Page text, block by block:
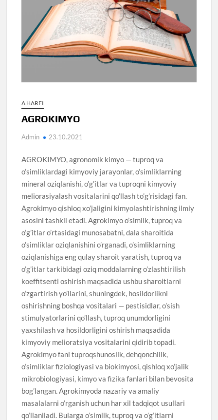
A HARFI
AGROKIMYO
Admin 23.10.2021
AGROKIMYO, agronomik kimyo — tuproq va
o’simliklardagi kimyoviy jarayonlar, o’simliklarning
mineral oziqlanishi, o’g’itlar va tuproqni kimyoviy
meliorasiyalash vositalarini qo’llash to’g’risidagi fan.
Agrokimyo qishloq xo’jaligini kimyolashtirishning ilmiy
asosini tashkil etadi. Agrokimyo o’simlik, tuproq va
o’g’itlar o’rtasidagi munosabatni, dala sharoitida
o’simliklar oziqlanishini o’rganadi, o’simliklarning
oziqlanishiga eng qulay sharoit yaratish, tuproq va
o’g’itlar tarkibidagi oziq moddalarning o’zlashtirilish
koeffitsenti oshirish maqsadida ushbu sharoitlarni
o’zgartirish yo’llarini, shuningdek, hosildorlikni
oshirishning boshqa vositalari — pestisidlar, o’sish
stimulyatorlarini qo’llash, tuproq unumdorligini
yaxshilash va hosildorligini oshirish maqsadida
kimyoviy melioratsiya vositalarini qidirib topadi.
Agrokimyo fani tuproqshunoslik, dehqonchilik,
o’simliklar fiziologiyasi va biokimyosi, qishloq xo’jalik
mikrobiologiyasi, kimyo va fizika fanlari bilan bevosita
bog’langan. Agrokimyoda nazariy va amaliy
masalalarni o’rganish uchun har xil tadqiqot usullari
qo’llaniladi. Bularga o’simlik, tuproq va o’g’itlarni